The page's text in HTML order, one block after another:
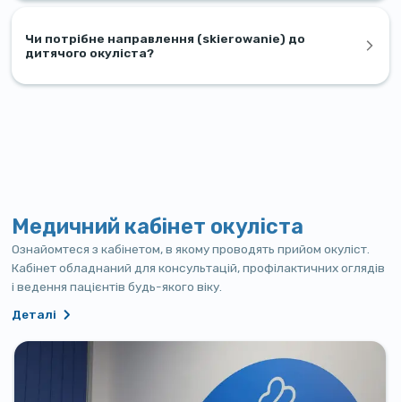
Чи потрібне направлення (skierowanie) до
дитячого окуліста?
Медичний кабінет окуліста
Ознайомтеся з кабінетом, в якому проводять прийом окуліст.
Кабінет обладнаний для консультацій, профілактичних оглядів
і ведення пацієнтів будь-якого віку.
Деталі